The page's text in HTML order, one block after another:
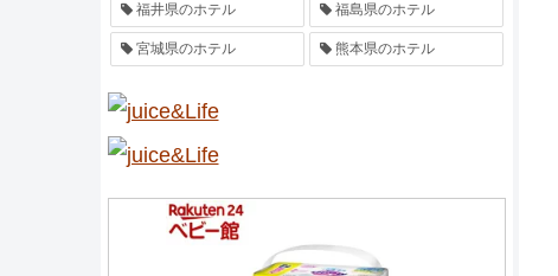
福井県のホテル 福島県のホテル
宮城県のホテル 熊本県のホテル